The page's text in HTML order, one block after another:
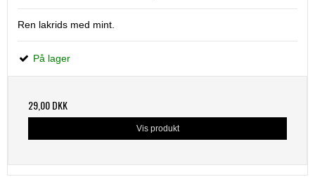
Ren lakrids med mint.
På lager
29,00 DKK
Vis produkt